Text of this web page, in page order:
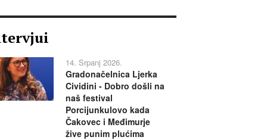
14. Srpanj 2026.
Gradonačelnica Ljerka
Cividini - Dobro došli na
naš festival
Porcijunkulovo kada
Čakovec i Međimurje
žive punim plućima